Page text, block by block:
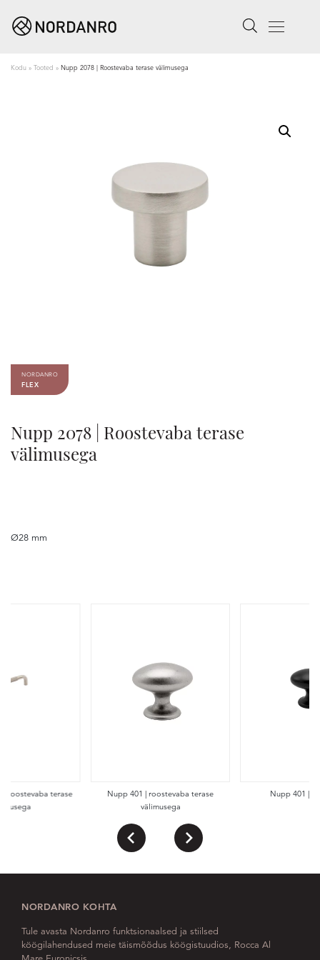
Search
Menu
Kodu » Tooted » Nupp 2078 | Roostevaba terase välimusega
Nupp 2078 | Roostevaba terase
välimusega
NORDANRO
FLEX
Ø28 mm
Roostevaba terase
Nupp 401 | roostevaba terase
välimusega
Nupp 401 |
NORDANRO KOHTA
Tule avasta Nordanro funktsionaalsed ja stiilsed
köögilahendused meie täismõõdus köögistuudios, Rocca Al